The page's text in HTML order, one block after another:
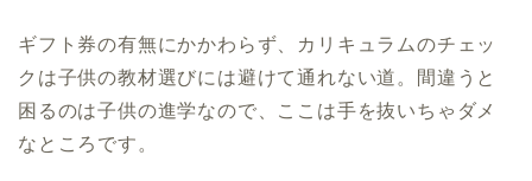
ギフト券の有無にかかわらず、カリキュラムのチェッ
クは子供の教材選びには避けて通れない道。間違うと
困るのは子供の進学なので、ここは手を抜いちゃダメ
なところです。